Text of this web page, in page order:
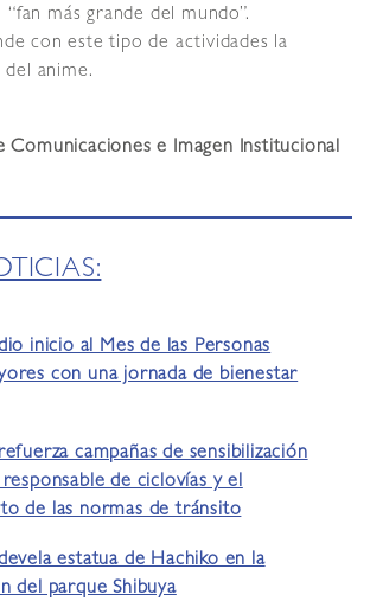
más grande del mundo”.
con este tipo de actividades la
anime.
Comunicaciones e Imagen Institucional
inicio al Mes de las Personas
con una jornada de bienestar
campañas de sensibilización
de ciclovías y el
de las normas de tránsito
estatua de Hachiko en la
del parque Shibuya